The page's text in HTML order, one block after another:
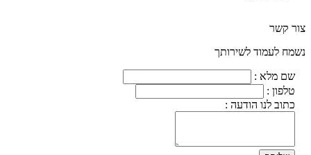
צור קשר
נשמח לעמוד לשירותך
שם מלא :
טלפון :
כתוב לנו הודעה :